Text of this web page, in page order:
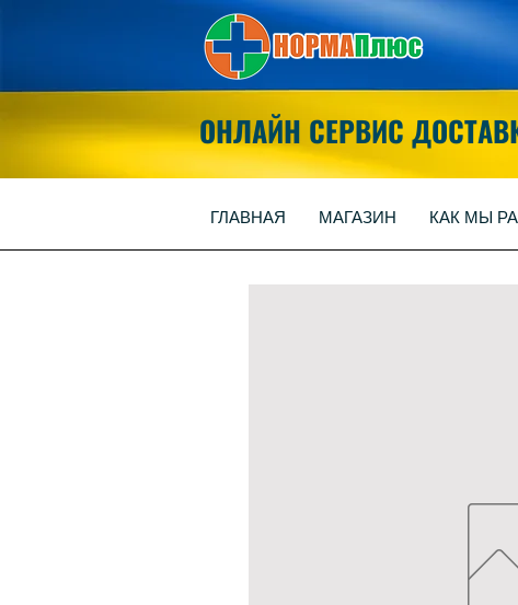
ОНЛАЙН СЕРВИС
ГЛАВНАЯ МАГАЗИН КАК МЫ